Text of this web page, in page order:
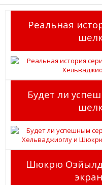
Реальная
Будет ли
Шюкрю